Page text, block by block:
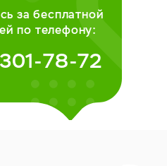
за бесплатной
по телефону:
78-72